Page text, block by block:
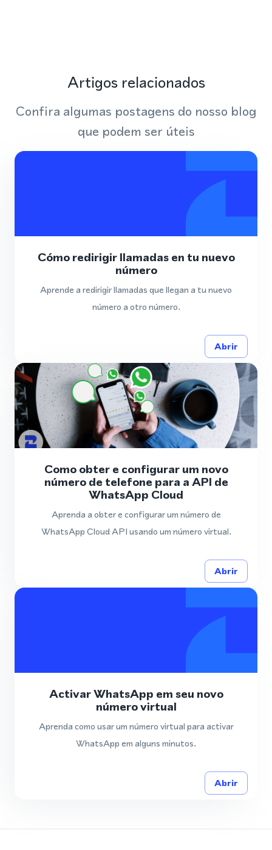
Artigos relacionados
Confira algumas postagens do nosso blog
que podem ser úteis
Cómo redirigir llamadas en tu nuevo
número
Aprende a redirigir llamadas que llegan a tu nuevo
número a otro número.
Abrir
Como obter e configurar um novo
número de telefone para a API de
WhatsApp Cloud
Aprenda a obter e configurar um número de
WhatsApp Cloud API usando um número virtual.
Abrir
Activar WhatsApp em seu novo
número virtual
Aprenda como usar um número virtual para activar
WhatsApp em alguns minutos.
Abrir